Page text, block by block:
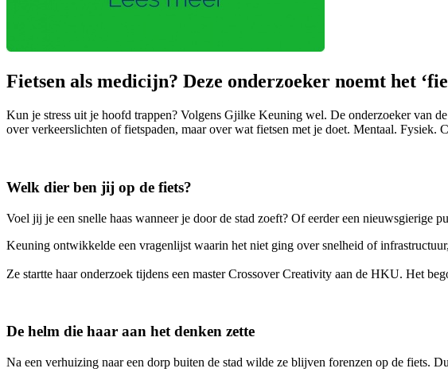
Fietsen als medicijn? Deze onderzoeker noemt het
Kun je stress uit je hoofd trappen? Volgens Gjilke Keuning wel. De onderzoeker van
over verkeerslichten of fietspaden, maar over wat fietsen met je doet. Mentaal.
Welk dier ben jij op de fiets?
Voel jij je een snelle haas wanneer je door de stad zoeft? Of eerder een nieuwsgierige
Keuning ontwikkelde een vragenlijst waarin het niet ging over snelheid of
Ze startte haar onderzoek tijdens een master Crossover Creativity aan de HKU. Het
De helm die haar aan het denken zette
Na een verhuizing naar een dorp buiten de stad wilde ze blijven forenzen op de fiets.